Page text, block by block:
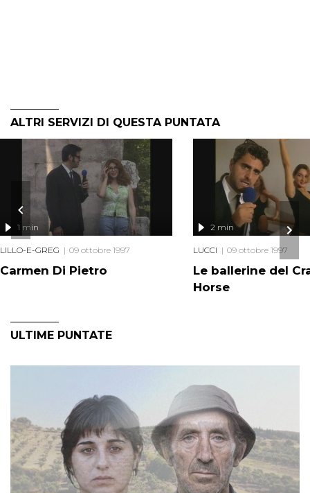
ALTRI SERVIZI DI QUESTA PUNTATA
Carmen Di Pietro
1 min
LILLO-E-GREG 09 ottobre 1997
Le ballerine del
Horse
2 min
LUCCI 09 ottobre 1997
ULTIME PUNTATE